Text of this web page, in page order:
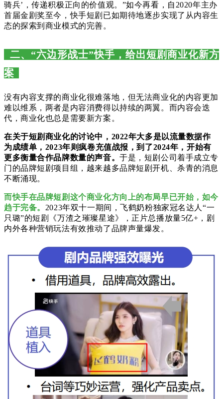
骑兵’，传递积极正向的价值观。”如今再看，自2020年主办
首届金剧奖至今，快手短剧已如期待地逐步实现了从内容生
态的探索到商业模式的完善。
二、“六边形战士”快手，给出短剧商业化新方
案
没有内容支撑的商业化很难落地，但无法商业化的内容更加
难以维系，两者是内容消费得以持续的两翼。而内容会迭
代，商业化也总是需要新方案。
在关于短剧商业化的讨论中，2022年大多是以流量数据作
为成绩单，2023年则疯卷充值战报，到了2024年，开始有
更多衡量合作品牌数量的声音。于是，短剧公司着手成立专
门的品牌短剧项目组，越来越多品牌短剧开机、杀青的消息
不断涌现。
而快手在品牌短剧这个商业化方向上的布局早已开始，如今
趋于完备。 2023年双十一期间，飞鹤奶粉独家冠名达人“一
只璐”的短剧《万渣之璀璨星途》，正片总播放量5亿+，剧
内外各种营销玩法有效推动了品牌声量爆发。